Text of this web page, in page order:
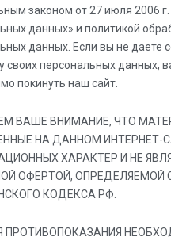
законом от 27 июля 2006
данных» и политикой
данных. Если вы не даете
своих персональных данных,
покинуть наш сайт.
ВАШЕ ВНИМАНИЕ, ЧТО
НА ДАННОМ ИНТЕРНЕТ-
ХАРАКТЕР И НЕ
ОФЕРТОЙ, ОПРЕДЕЛЯЕМОЙ
КОДЕКСА РФ.
ПРОТИВОПОКАЗАНИЯ